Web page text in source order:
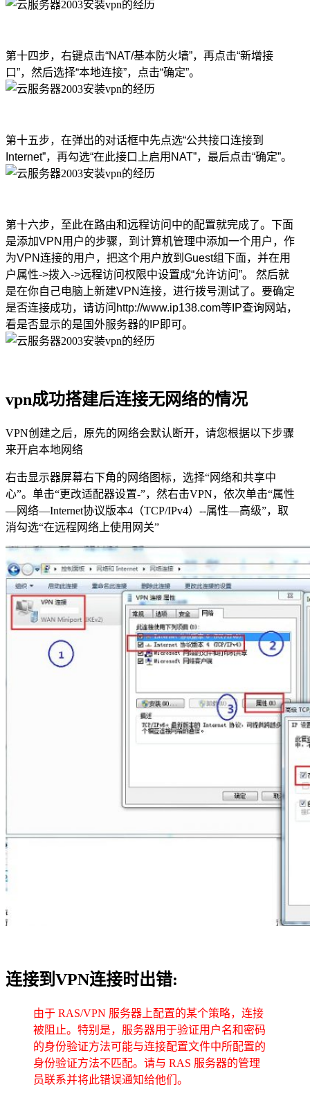
第十四步，右键点击“NAT/基本防火墙”，再点击“新增接
口”，然后选择“本地连接”，点击“确定”。
第十五步，在弹出的对话框中先点选“公共接口连接到
Internet”，再勾选“在此接口上启用NAT”，最后点击“确定”。
第十六步，至此在路由和远程访问中的配置就完成了。下面
是添加VPN用户的步骤，到计算机管理中添加一个用户，作
为VPN连接的用户，把这个用户放到Guest组下面，并在用
户属性->拨入->远程访问权限中设置成“允许访问”。 然后就
是在你自己电脑上新建VPN连接，进行拨号测试了。要确定
是否连接成功，请访问 http://www.ip138.com等IP查询网站，
看是否显示的是国外服务器的IP即可。
vpn成功搭建后连接无网络的情况
VPN创建之后，原先的网络会默认断开，请您根据以下步骤
来开启本地网络
右击显示器屏幕右下角的网络图标，选择“网络和共享中
心”。单击“更改适配器设置-”，然右击VPN，依次单击“属性
—网络—Internet协议版本4（TCP/IPv4）--属性—高级”，取
消勾选“在远程网络上使用网关”
连接到VPN连接时出错:
由于 RAS/VPN 服务器上配置的某个策略，连接
被阻止。特别是，服务器用于验证用户名和密码
的身份验证方法可能与连接配置文件中所配置的
身份验证方法不匹配。请与 RAS 服务器的管理
员联系并将此错误通知给他们。